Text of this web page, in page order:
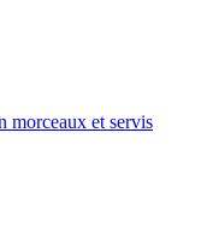
morceaux et servis